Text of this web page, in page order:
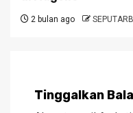
2 bulan ago
Tinggalkan